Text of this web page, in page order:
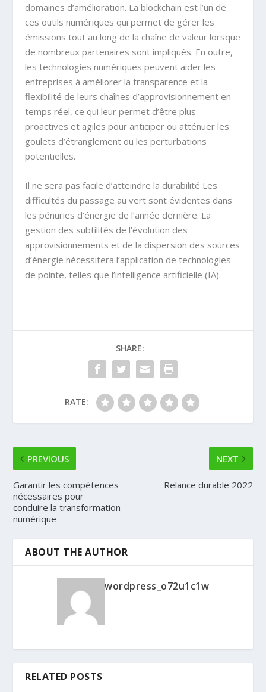
domaines d’amélioration. La blockchain est l’un de
ces outils numériques qui permet de gérer les
émissions tout au long de la chaîne de valeur lorsque
de nombreux partenaires sont impliqués. En outre,
les technologies numériques peuvent aider les
entreprises à améliorer la transparence et la
flexibilité de leurs chaînes d’approvisionnement en
temps réel, ce qui leur permet d’être plus
proactives et agiles pour anticiper ou atténuer les
goulets d’étranglement ou les perturbations
potentielles.
Il ne sera pas facile d’atteindre la durabilité Les
difficultés du passage au vert sont évidentes dans
les pénuries d’énergie de l’année dernière. La
gestion des subtilités de l’évolution des
approvisionnements et de la dispersion des sources
d’énergie nécessitera l’application de technologies
de pointe, telles que l’intelligence artificielle (IA).
SHARE:
RATE:
PREVIOUS
Garantir les compétences
nécessaires pour
conduire la transformation
numérique
NEXT
Relance durable 2022
ABOUT THE AUTHOR
wordpress_o72u1c1w
RELATED POSTS